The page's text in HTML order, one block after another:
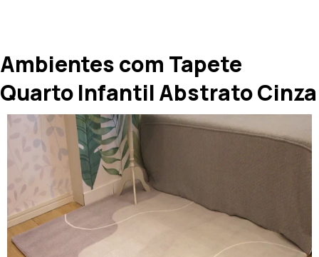
Ambientes com Tapete
Quarto Infantil Abstrato Cinza